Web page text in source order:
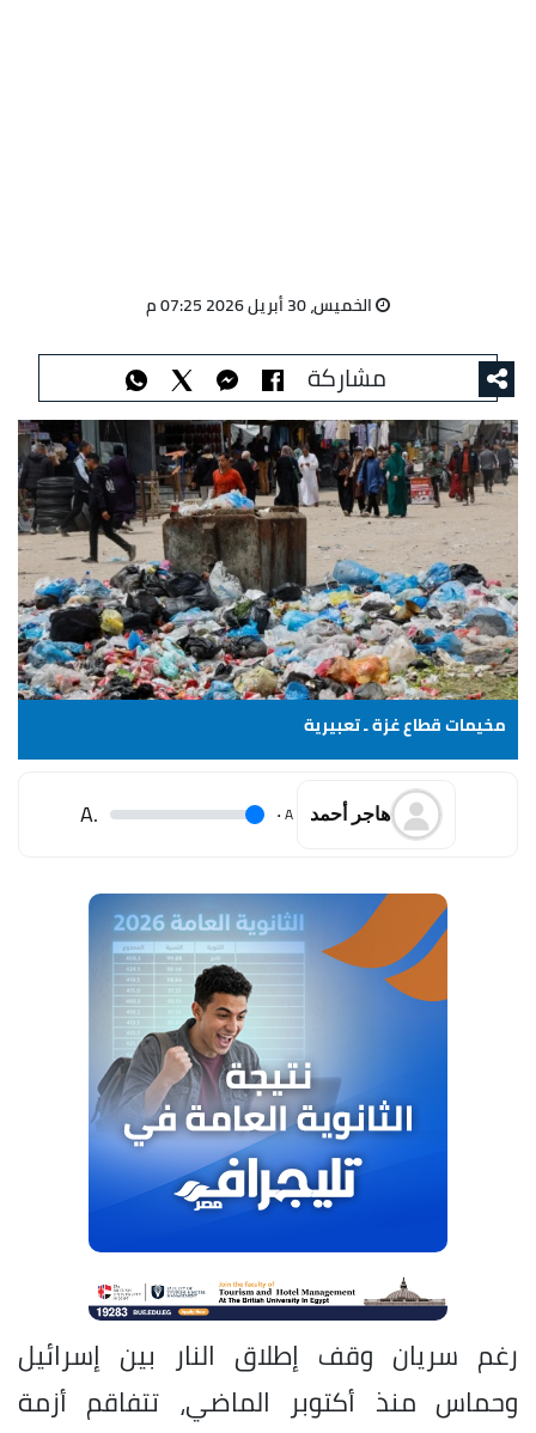
الخميس، 30 أبريل 2026 07:25 م
مشاركة
مخيمات قطاع غزة ـ تعبيرية
هاجر أحمد A
.
.A
رغم سريان وقف إطلاق النار بين إسرائيل
وحماس منذ أكتوبر الماضي، تتفاقم أزمة